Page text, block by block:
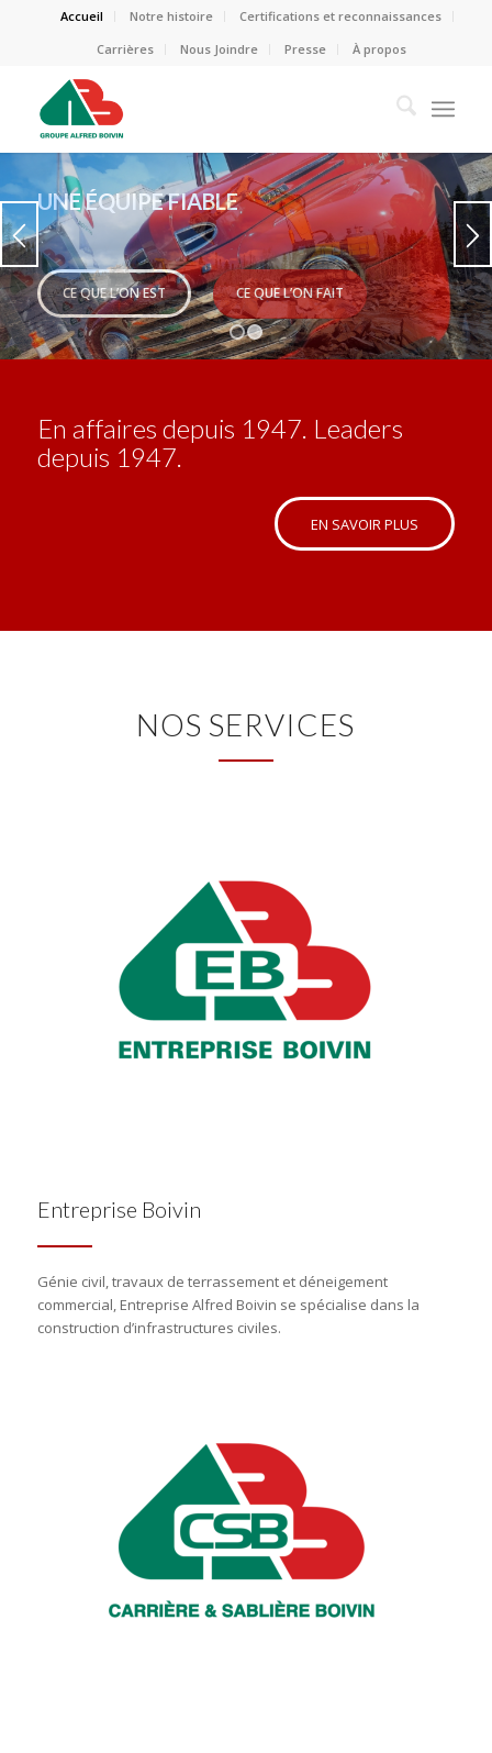
Accueil Notre histoire
Certifications et reconnaissances
Carrières
Nous Joindre Presse À propos
VOUS AVEZ UN PROJET? NOUS SOMMES
LÀ!
RÉALISATIONS CERTIFICATIONS
1 2
En affaires depuis 1947. Leaders
depuis 1947.
EN SAVOIR PLUS
NOS SERVICES
Entreprise Boivin
Génie civil, travaux de terrassement et déneigement
commercial, Entreprise Alfred Boivin se spécialise dans la
construction d’infrastructures civiles.